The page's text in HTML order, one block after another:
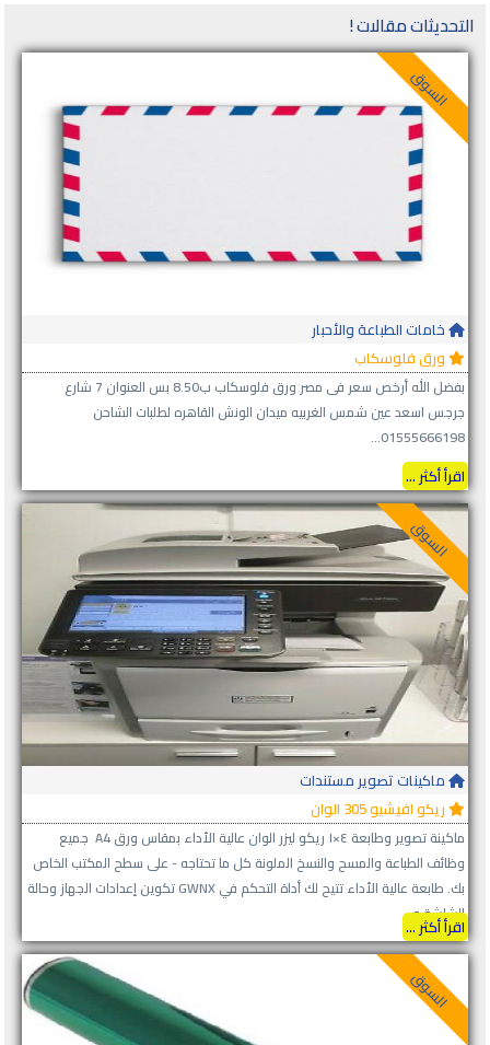
التحديثات مقالات !
السوق
خامات الطباعة والأحبار
ورق فلوسكاب
بفضل الله أرخص سعر فى مصر ورق فلوسكاب ب8.50 بس العنوان 7 شارع
جرجس اسعد عين شمس الغربيه ميدان الونش القاهره لطلبات الشاحن
01555666198...
اقرأ أكثر ...
السوق
ماكينات تصوير مستندات
ريكو افيشيو 305 الوان
ماكينة تصوير وطابعة ٤×١ ريكو ليزر الوان عالية الأداء بمقاس ورق A4 جميع
وظائف الطباعة والمسح والنسخ الملونة كل ما تحتاجه - على سطح المكتب الخاص
بك. طابعة عالية الأداء تتيح لك أداة التحكم في GWNX تكوين إعدادات الجهاز وحالة
الشاشة و...
اقرأ أكثر ...
السوق